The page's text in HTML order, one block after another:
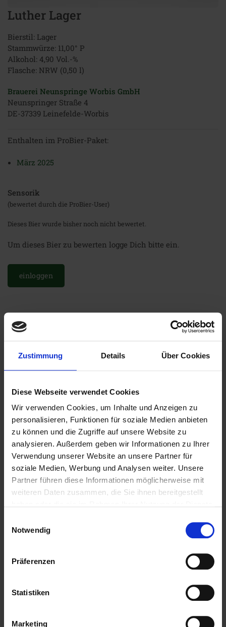
Zustimmung Details Über Cookies
Diese Webseite verwendet Cookies
Wir verwenden Cookies, um Inhalte und Anzeigen zu
personalisieren, Funktionen für soziale Medien anbieten
zu können und die Zugriffe auf unsere Website zu
analysieren. Außerdem geben wir Informationen zu Ihrer
Verwendung unserer Website an unsere Partner für
soziale Medien, Werbung und Analysen weiter. Unsere
Partner führen diese Informationen möglicherweise mit
weiteren Daten zusammen, die Sie ihnen bereitgestellt
Notwendig
Präferenzen
Statistiken
Marketing
Luther Lager
Bierstil: Lager
Stammwürze: 11,00° P
Alkohol: 4,90 Vol.-%
Flasche: NRW (0,50 l)
Brauerei Neunspringe Worbis GmbH
Neunspringer Straße 4
DE-37339 Leinefelde-Worbis
Enthalten im ProBier-Paket:
März 2025
Sensorik
(bewertet durch die ProBier-User)
Dieses Bier wurde bisher noch nicht bewertet.
Um dieses Bier zu bewerten logge Dich bitte ein.
einloggen
Weitere Biere der Brauerei
Weitere Biere des Bierstils
Lager